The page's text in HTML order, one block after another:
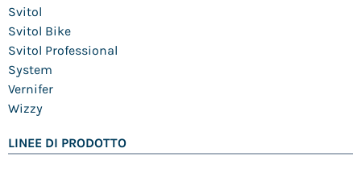
Svitol
Svitol Bike
Svitol Professional
System
Vernifer
Wizzy
LINEE DI PRODOTTO